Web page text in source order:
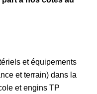
et équipements
et terrain) dans la
et engins TP